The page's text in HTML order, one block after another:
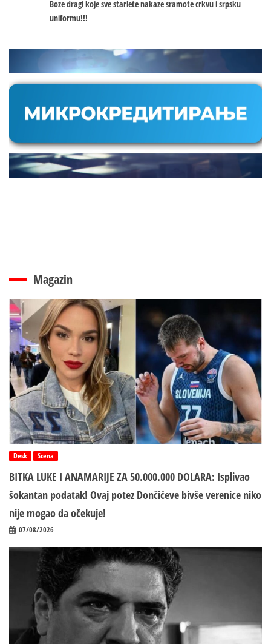
Boze dragi koje sve starlete nakaze sramote crkvu i srpsku
uniformu!!!
Magazin
Desk Scena
BITKA LUKE I ANAMARIJE ZA 50.000.000 DOLARA: Isplivao
šokantan podatak! Ovaj potez Dončićeve bivše verenice niko
nije mogao da očekuje!
07/08/2026